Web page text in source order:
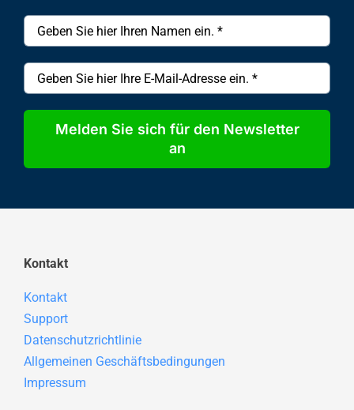
Melden Sie sich für den Newsletter
an
Kontakt
Kontakt
Support
Datenschutzrichtlinie
Allgemeinen Geschäftsbedingungen
Impressum